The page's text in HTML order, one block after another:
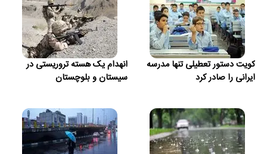
کویت دستور تعطیلی تنها مدرسه
ایرانی را صادر کرد
انهدام یک هسته تروریستی در
سیستان و بلوچستان